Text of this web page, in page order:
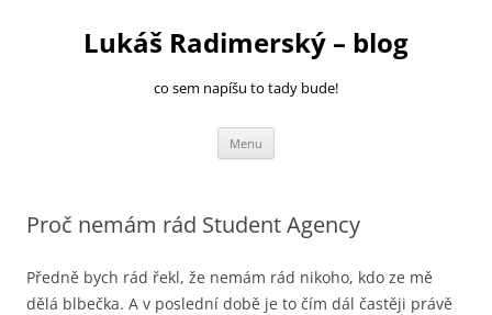
Lukáš Radimerský – blog
co sem napíšu to tady bude!
Menu
Proč nemám rád Student Agency
Předně bych rád řekl, že nemám rád nikoho, kdo ze mě
dělá blbečka. A v poslední době je to čím dál častěji právě